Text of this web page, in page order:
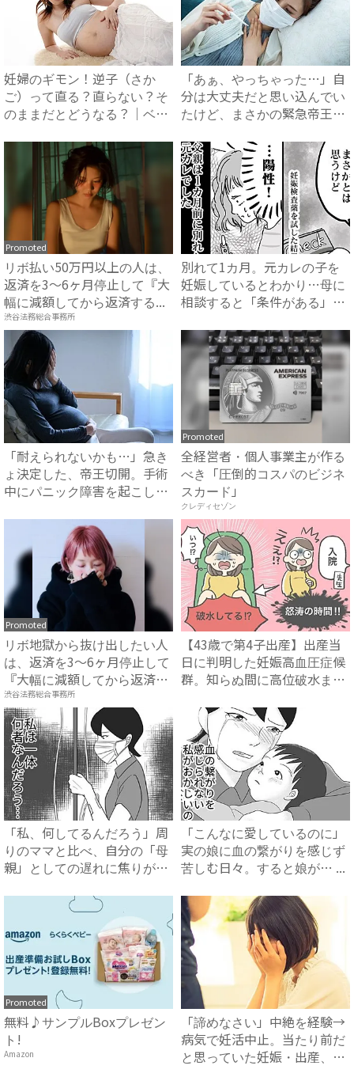
妊婦のギモン！逆子（さか
ご）って直る？直らない？そ
のままだとどうなる？｜ベビ
「あぁ、やっちゃった…」自
分は大丈夫だと思い込んでい
たけど、まさかの緊急帝王切
Promoted
リボ払い50万円以上の人は、
返済を3～6ヶ月停止して『大
幅に減額してから返済する...
渋谷法務総合事務所
別れて1カ月。元カレの子を
妊娠しているとわかり…母に
相談すると「条件がある」と
「耐えられないかも…」急き
ょ決定した、帝王切開。手術
中にパニック障害を起こしか
Promoted
全経営者・個人事業主が作る
べき「圧倒的コスパのビジネ
スカード」
クレディセゾン
Promoted
リボ地獄から抜け出したい人
は、返済を3～6ヶ月停止して
『大幅に減額してから返済
す...
渋谷法務総合事務所
【43歳で第4子出産】出産当
日に判明した妊娠高血圧症候
群。知らぬ間に高位破水ま
「私、何してるんだろう」周
りのママと比べ、自分の「母
親」としての遅れに焦りが募
「こんなに愛しているのに」
実の娘に血の繋がりを感じず
苦しむ日々。すると娘が… ...
Promoted
無料♪サンプルBoxプレゼン
ト!
Amazon
「諦めなさい」中絶を経験→
病気で妊活中止。当たり前だ
と思っていた妊娠・出産、現